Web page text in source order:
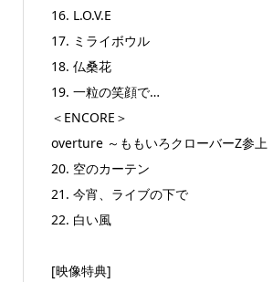
16. L.O.V.E
17. ミライボウル
18. 仏桑花
19. 一粒の笑顔で…
＜ENCORE＞
overture ～ももいろクローバーZ参上
20. 空のカーテン
21. 今宵、ライブの下で
22. 白い風
[映像特典]